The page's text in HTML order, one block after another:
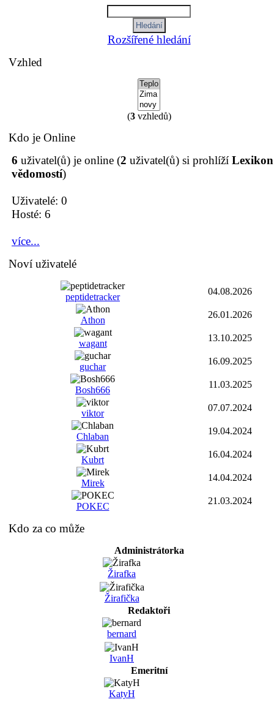
Rozšířené hledání
Vzhled
(3vzhledů)
Kdo je Online
6 uživatel(ů) je online (2 uživatel(ů) si prohlíží Lexikon
vědomostí)
Uživatelé: 0
Hosté: 6
více...
Noví uživatelé
peptidetracker
04.08.2026
Athon
26.01.2026
wagant
13.10.2025
guchar
16.09.2025
Bosh666
11.03.2025
viktor
07.07.2024
Chlaban
19.04.2024
Kubrt
16.04.2024
Mirek
14.04.2024
POKEC
21.03.2024
Kdo za co může
Administrátorka
Žirafka
Žirafička
Redaktoři
bernard
IvanH
Emeritní
KatyH